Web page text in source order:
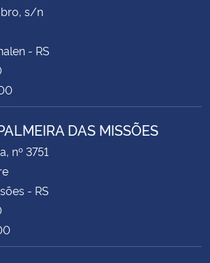
s/n
- RS
DAS MISSÕES
nº 3751
- RS